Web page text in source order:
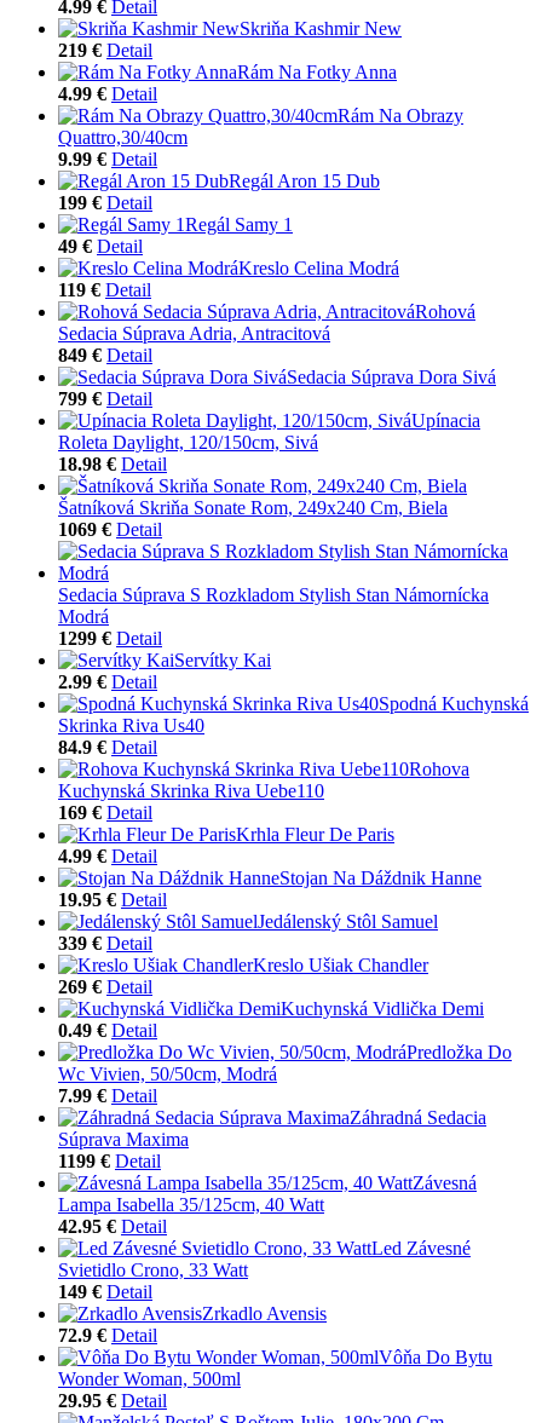
4.99 € Detail
Skriňa Kashmir New
219 € Detail
Rám Na Fotky Anna
4.99 € Detail
Rám Na Obrazy
Quattro,30/40cm
9.99 € Detail
Regál Aron 15 Dub
199 € Detail
Regál Samy 1
49 € Detail
Kreslo Celina Modrá
119 € Detail
Rohová
Sedacia Súprava Adria, Antracitová
849 € Detail
Sedacia Súprava Dora Sivá
799 € Detail
Upínacia
Roleta Daylight, 120/150cm, Sivá
18.98 € Detail
Šatníková Skriňa Sonate Rom, 249x240 Cm, Biela
1069 € Detail
Sedacia Súprava S Rozkladom Stylish Stan Námornícka
Modrá
1299 € Detail
Servítky Kai
2.99 € Detail
Spodná Kuchynská
Skrinka Riva Us40
84.9 € Detail
Rohova
Kuchynská Skrinka Riva Uebe110
169 € Detail
Krhla Fleur De Paris
4.99 € Detail
Stojan Na Dáždnik Hanne
19.95 € Detail
Jedálenský Stôl Samuel
339 € Detail
Kreslo Ušiak Chandler
269 € Detail
Kuchynská Vidlička Demi
0.49 € Detail
Predložka Do
Wc Vivien, 50/50cm, Modrá
7.99 € Detail
Záhradná Sedacia
Súprava Maxima
1199 € Detail
Závesná
Lampa Isabella 35/125cm, 40 Watt
42.95 € Detail
Led Závesné
Svietidlo Crono, 33 Watt
149 € Detail
Zrkadlo Avensis
72.9 € Detail
Vôňa Do Bytu
Wonder Woman, 500ml
29.95 € Detail